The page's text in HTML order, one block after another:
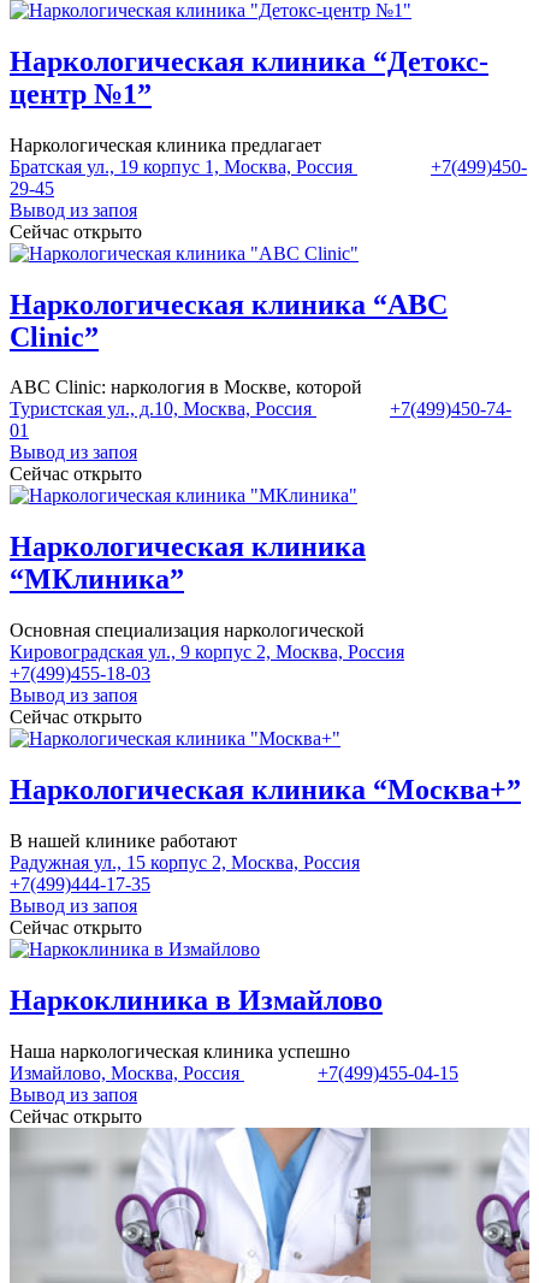
Наркологическая клиника “Детокс-
центр №1”
Наркологическая клиника предлагает
Братская ул., 19 корпус 1, Москва, Россия
+7(499)450-
29-45
Вывод из запоя
Сейчас открыто
Наркологическая клиника “ABC
Clinic”
ABC Clinic: наркология в Москве, которой
Туристская ул., д.10, Москва, Россия
+7(499)450-74-
01
Вывод из запоя
Сейчас открыто
Наркологическая клиника
“МКлиника”
Основная специализация наркологической
Кировоградская ул., 9 корпус 2, Москва, Россия
+7(499)455-18-03
Вывод из запоя
Сейчас открыто
Наркологическая клиника “Москва+”
В нашей клинике работают
Радужная ул., 15 корпус 2, Москва, Россия
+7(499)444-17-35
Вывод из запоя
Сейчас открыто
Наркоклиника в Измайлово
Наша наркологическая клиника успешно
Измайлово, Москва, Россия
+7(499)455-04-15
Вывод из запоя
Сейчас открыто